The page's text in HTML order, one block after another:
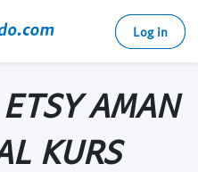
Log in
AMAN
KURS